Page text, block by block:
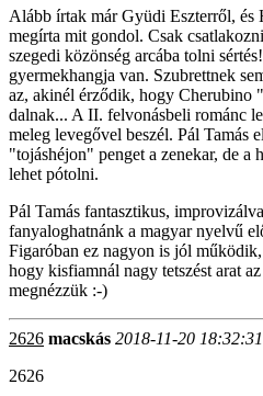
Alább írtak már Gyüdi Eszterről, és
megírta mit gondol. Csak
szegedi közönség arcába tolni
gyermekhangja van. Szubrettnek
az, akinél érződik, hogy Cherubino
dalnak... A II. felvonásbeli románc
meleg levegővel beszél. Pál Tamás
"tojáshéjon" penget a zenekar, de a
lehet pótolni.
Pál Tamás fantasztikus,
fanyaloghatnánk a magyar nyelvű
Figaróban ez nagyon is jól
hogy kisfiamnál nagy tetszést arat
megnézzük :-)
2626 macskás 2018-11-20 18:32:31
2626